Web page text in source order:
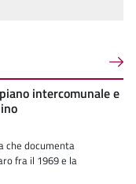
intercomunale e
che documenta
fra il 1969 e la